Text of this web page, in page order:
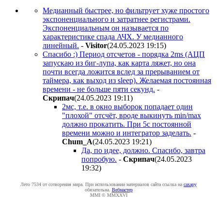
Медианный быстрее, но фильтрует хуже простого
экспоненциального и затратнее регистрами.
Экспоненциальным он называется по
характеристике спада АЧХ. У медианного
линейный. - Visitor(24.05.2023 19:15)
Спасибо :) Период отсчетов - порядка 2ms (АЦП
запускаю из биг-лупа, как карта ляжет, но она
почти всегда ложится вслед за прерыванием от
таймера, как выход из sleep). Желаемая постоянная
времени - не больше пяти секунд. -
Cкpипaч(24.05.2023 19:11)
2мс, т.е. в окно выборок попадает один
"плохой" отсчёт, вроде выкинуть min/max
должно прокатить. При 5с постоянной
времени можно и интегратор заделать. -
Chum_A(24.05.2023 19:21)
Да, по идее, должно. Спасибо, завтра
попробую. - Cкpипaч(24.05.2023
19:32)
Лето 7534 от сотворения мира. При использовании материалов сайта ссылка на caxapу
обязательна. Вебмастер
MMI © MMXXVI